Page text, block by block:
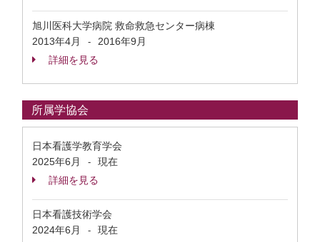
旭川医科大学病院 救命救急センター病棟
2013年4月
-
2016年9月
詳細を見る
所属学協会
日本看護学教育学会
2025年6月
-
現在
詳細を見る
日本看護技術学会
2024年6月
-
現在